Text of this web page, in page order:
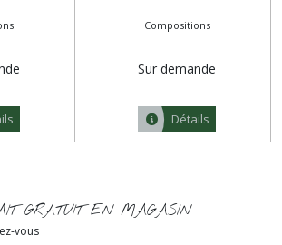
Compositions
Sur demande
Détails
GRATUIT EN MAGASIN
vous